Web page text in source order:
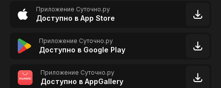
Приложение Суточно.ру
Доступно в App Store
Приложение Суточно.ру
Доступно в Google Play
Приложение Суточно.ру
Доступно в AppGallery